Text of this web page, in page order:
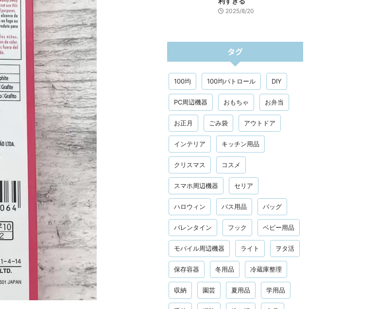
2025/8/20
タグ
100均 100均パトロール DIY
PC周辺機器 おもちゃ お弁当
お正月 ごみ袋 アウトドア
インテリア キッチン用品
クリスマス コスメ
スマホ周辺機器 セリア
ハロウィン バス用品 バッグ
バレンタイン フック ベビー用品
モバイル周辺機器 ライト ヲタ活
保存容器 冬用品 冷蔵庫整理
収納 園芸 夏用品 学用品